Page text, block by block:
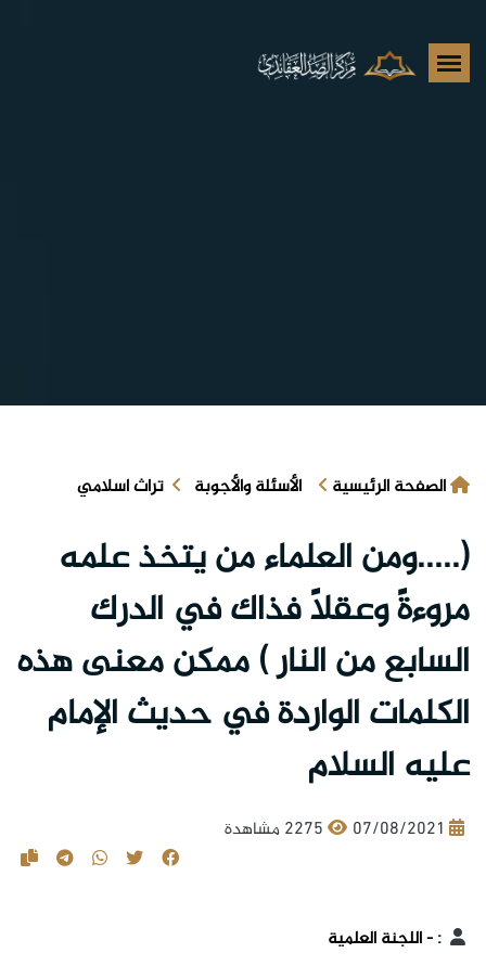
الصفحة الرئيسية الأسئلة والأجوبة تراث اسلامي
(.....ومن العلماء من يتخذ علمه
مروءةً وعقلاً فذاك في الدرك
السابع من النار ) ممكن معنى هذه
الكلمات الواردة في حديث الإمام
عليه السلام
07/08/2021 2275 مشاهدة
:- اللجنة العلمية